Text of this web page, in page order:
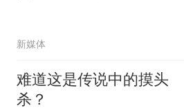
新媒体
难道这是传说中的摸头
杀？